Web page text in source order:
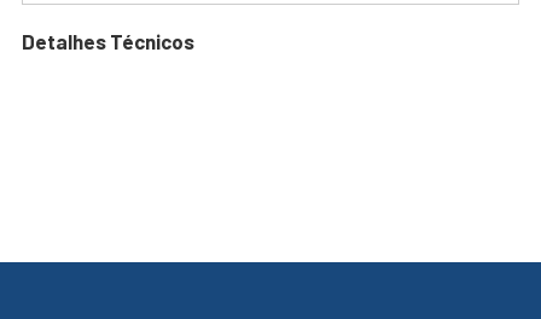
Detalhes Técnicos